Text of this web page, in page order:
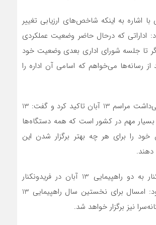
با اشاره به اینکه شاخص‌های ارزیابی تغییر
اداراتی که درحال حاضر وضعیت عملکردی
تا جلسه شورای اداری بعدی وضعیت خود
از رسانه‌ها می‌خواهم که اسامی آن اداره را
وی بر لزوم گرامی‌داشت مراسم 13 آبان تاکید کرد و گفت: 13
بسیار مهم در کشور است که همه دستگاه‌ها
خود را برای هر چه بهتر برگزار شدن این
دهند.
فرماندار فریدونکنار به دو راهپیمایی 13 آبان در فریدونکنار
اشاره کرد و افزود: امسال برای نخستین سال راهپیمایی 13
نیز برگزار خواهد شد.